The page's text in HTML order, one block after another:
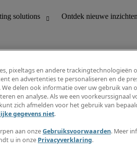
Ontdek nieuwe inzichten
Jobomschrijvingen
Salarisgids
Timesheets
Maak een jobalert aan
Informatiecentrum
pixeltags en andere trackingtechnologieën
en advertenties te personaliseren en de
delen ook informatie over uw gebruik van
en analyse. Als we een voorkeurssignaal
zich afmelden voor het gebruik van
gegevens niet.
aan onzeGebruiksvoorwaarden. Meer
u in onze Privacyverklaring.